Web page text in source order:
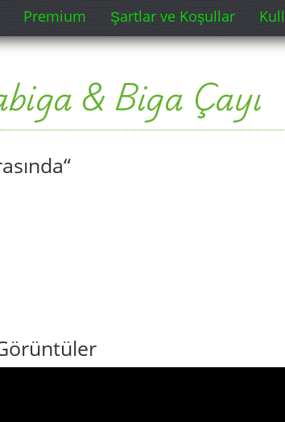
Premium Şartlar ve Koşullar
& Biga Çayı